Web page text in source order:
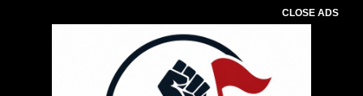
CLOSE ADS